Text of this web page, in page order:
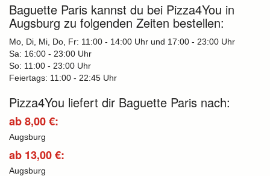
Baguette Paris kannst du bei Pizza4You in
Augsburg zu folgenden Zeiten bestellen:
Mo, Di, Mi, Do, Fr: 11:00 - 14:00 Uhr und 17:00 - 23:00 Uhr
Sa: 16:00 - 23:00 Uhr
So: 11:00 - 23:00 Uhr
Feiertags: 11:00 - 22:45 Uhr
Pizza4You liefert dir Baguette Paris nach:
ab 8,00 €:
Augsburg
ab 13,00 €:
Augsburg